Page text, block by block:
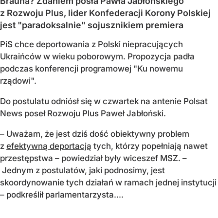
z Rozwoju Plus, lider Konfederacji Korony Polskiej
jest "paradoksalnie" sojusznikiem premiera
PiS chce deportowania z Polski niepracujących
Ukraińców w wieku poborowym. Propozycja padła
podczas konferencji programowej "Ku nowemu
rządowi".
Do postulatu odniósł się w czwartek na antenie Polsat
News poseł Rozwoju Plus Paweł Jabłoński.
– Uważam, że jest dziś dość obiektywny problem
z efektywną deportacją tych, którzy popełniają nawet
przestępstwa – powiedział były wiceszef MSZ. –
Jednym z postulatów, jaki podnosimy, jest
skoordynowanie tych działań w ramach jednej instytucji
– podkreślił parlamentarzysta....